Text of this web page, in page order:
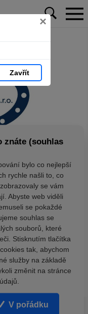
×
Zavřít
znáte (souhlas
bylo co nejlepší
rychle našli to, co
se vám
Abyste web viděli
se pokaždé
souhlas se
souborů, které
Stisknutím tlačítka
tak, abychom
služby na základě
změnit na stránce
V pořádku